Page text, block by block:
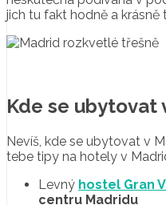
jich tu fakt hodně a krásně
Kde se ubytovat
Nevíš, kde se ubytovat v
tebe tipy na hotely v
Levný hostel Gran
centru Madridu